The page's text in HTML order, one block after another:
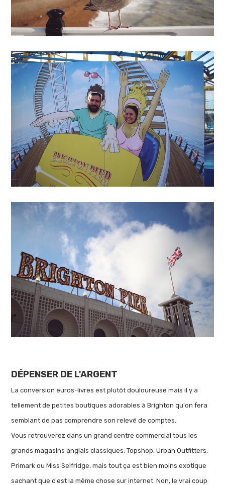
DÉPENSER DE L'ARGENT
La conversion euros-livres est plutôt douloureuse mais il y a
tellement de petites boutiques adorables à Brighton qu'on fera
semblant de pas comprendre son relevé de comptes.
Vous retrouverez dans un grand centre commercial tous les
grands magasins anglais classiques, Topshop, Urban Outfitters,
Primark ou Miss Selfridge, mais tout ça est bien moins exotique
sachant que c'est la même chose sur internet. Non, le vrai coup